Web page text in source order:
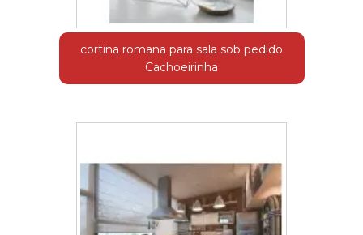
cortina romana para sala sob pedido
Cachoeirinha